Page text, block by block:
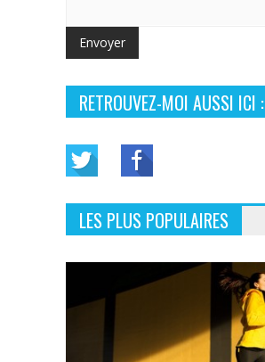
RETROUVEZ-MOI AUSSI ICI :
LES PLUS POPULAIRES